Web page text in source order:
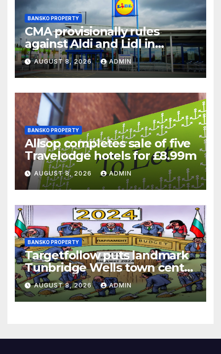
BANSKO PROPERTY
CMA provisionally rules
against Aldi and Lidl in
supermarket regulatory
battle
AUGUST 8, 2026 ADMIN
BANSKO PROPERTY
Allsop completes sale of five
Travelodge hotels for £8.99m
AUGUST 8, 2026 ADMIN
BANSKO PROPERTY
Targetfollow puts landmark
Tunbridge Wells town centre
estate up for sale
AUGUST 8, 2026 ADMIN